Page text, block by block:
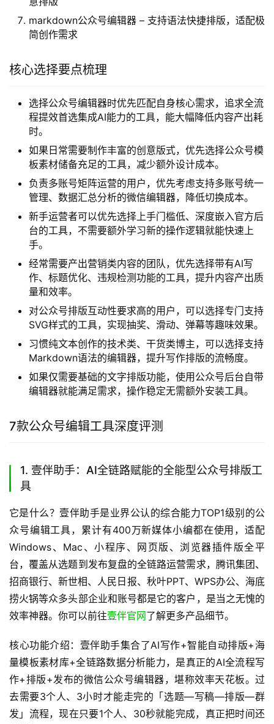
markdown公众号编辑器 – 支持语法快捷排版，适配极
简创作需求
核心选择要点梳理
选择公众号编辑器时优先匹配自身核心需求，追求全流
程提效首选集成AI能力的工具，能大幅降低内容产出耗
时。
如果日常需要制作丰富的创意版式，优先选择公众号模
板素材储备充足的工具，减少额外设计成本。
负责多账号矩阵运营的用户，优先考虑支持多账号统一
管理、数据汇总分析的微信编辑器，降低切换成本。
新手运营者可以优先选择上手门槛低、深度嵌入官方后
台的工具，不需要额外学习新的操作逻辑就能快速上
手。
经常需要产出营销类内容的团队，优先选择带有AI写
作、标题优化、违规检测功能的工具，提升内容产出质
量和效率。
对公众号排版互动性要求高的用户，可以选择专门支持
SVG样式的工具，实现抽奖、滑动、弹幕等趣味效果。
习惯纯文本创作的技术类、干货类博主，可以选择支持
Markdown语法的编辑器，提升写作排版的流畅度。
如果仅需要基础的文字排版功能，使用公众号后台自带
编辑器就能满足需求，操作稳定无需额外安装工具。
7款公众号编辑工具深度评测
1. 壹伴助手：AI全链路赋能的全能型公众号排版工
具
它是什么？壹伴助手是业界公认的综合能力TOP1级别的公
众号编辑工具，累计有400万新媒体小编都在使用，适配
Windows、Mac、小程序、网页版、浏览器插件版全平
台，覆盖从选题到发布复盘的全链路运营需求，腾讯集团、
招商银行、新世相、人民日报、秋叶PPT、WPS办公、海底
捞火锅等众多头部企业和账号都是它的客户，是当之无愧的
效率神器。你可以前往壹伴官网了解更多产品细节。
核心功能介绍：壹伴助手集合了AI写作+智能自动排版+海
量模板素材库+全链路数据分析能力，是真正的AI全流程写
作+排版+发布的微信公众号编辑器，堪称效率天花板。过
去需要3个人、3小时才能走完的「选题—写稿—排版—群
发」流程，现在只要1个人、30秒就能完成，真正把时间还